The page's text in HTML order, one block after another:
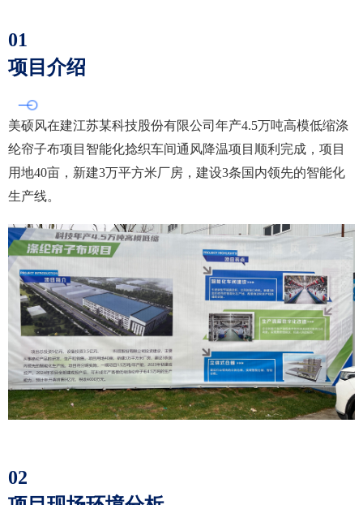
01
项目介绍
美硕风在建江苏某科技股份有限公司年产4.5万吨高模低缩涤
纶帘子布项目智能化捻织车间通风降温项目顺利完成，项目
用地40亩，新建3万平方米厂房，建设3条国内领先的智能化
生产线。
02